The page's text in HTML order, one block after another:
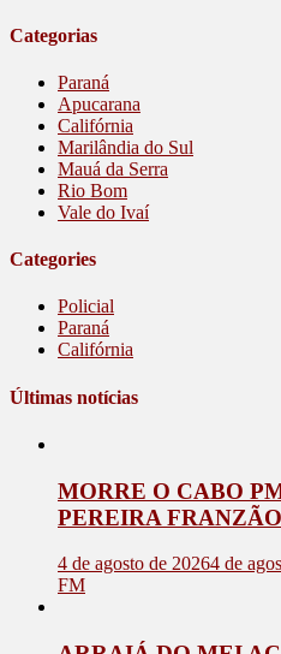
Categorias
Paraná
Apucarana
Califórnia
Marilândia do Sul
Mauá da Serra
Rio Bom
Vale do Ivaí
Categories
Policial
Paraná
Califórnia
Últimas notícias
MORRE O CABO
PEREIRA FRANZÃO
4 de agosto de 20264 de
FM